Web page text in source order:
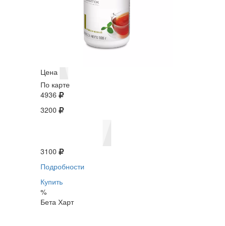
Цена
По карте
4936
3200
3100
Подробности
Купить
%
Бета Харт